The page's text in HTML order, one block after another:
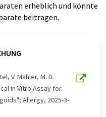
erheblich und könnte
beitragen.
V. Mahler, M. D.
In Vitro Assay for
Allergy, 2025-3-